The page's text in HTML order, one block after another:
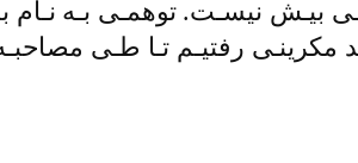
بیـش نیسـت. توهمـی بـه نـام
رفتیـم تـا طـی مصاحبـه